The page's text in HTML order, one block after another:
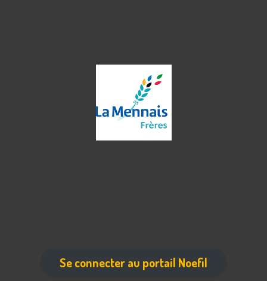
Se connecter au portail Noefil